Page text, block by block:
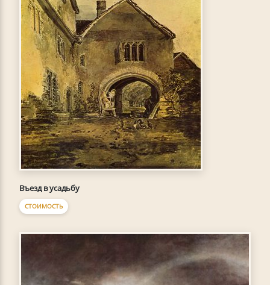
Въезд в усадьбу
СТОИМОСТЬ